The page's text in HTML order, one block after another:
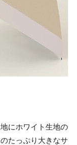
にホワイト生地の
たっぷり大きなサ